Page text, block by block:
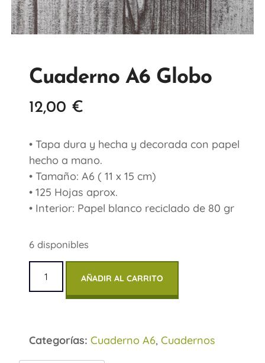
Cuaderno A6 Globo
12,00 €
• Tapa dura y hecha y decorada con papel
hecho a mano.
• Tamaño: A6 ( 11 x 15 cm)
• 125 Hojas aprox.
• Interior: Papel blanco reciclado de 80 gr
6 disponibles
AÑADIR AL CARRITO
Categorías: Cuaderno A6, Cuadernos